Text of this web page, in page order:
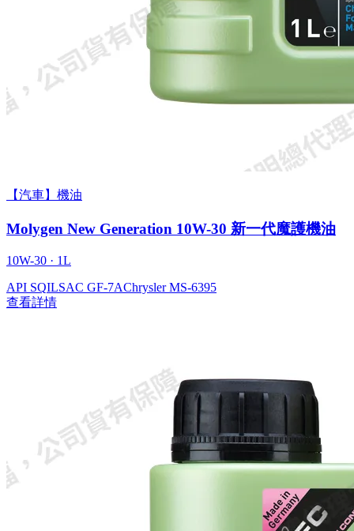
【汽車】機油
Molygen New Gener­a­tion 10W-30 新一代魔護機油
10W-30 · 1L
API SQILSAC GF-7AChrysler MS-6395
查看詳情